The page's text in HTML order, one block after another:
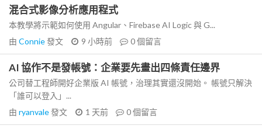
混合式影像分析應用程式
本教學將示範如何使用 Angular、Firebase AI Logic 與 G...
由 Connie發文 9 小時前 0個留言
AI 協作不是發帳號：企業要先畫出四條責任邊界
公司替工程師開好企業版 AI 帳號，治理其實還沒開始。 帳號只解決
「誰可以登入」...
由 ryanvale發文 1 天前 0個留言